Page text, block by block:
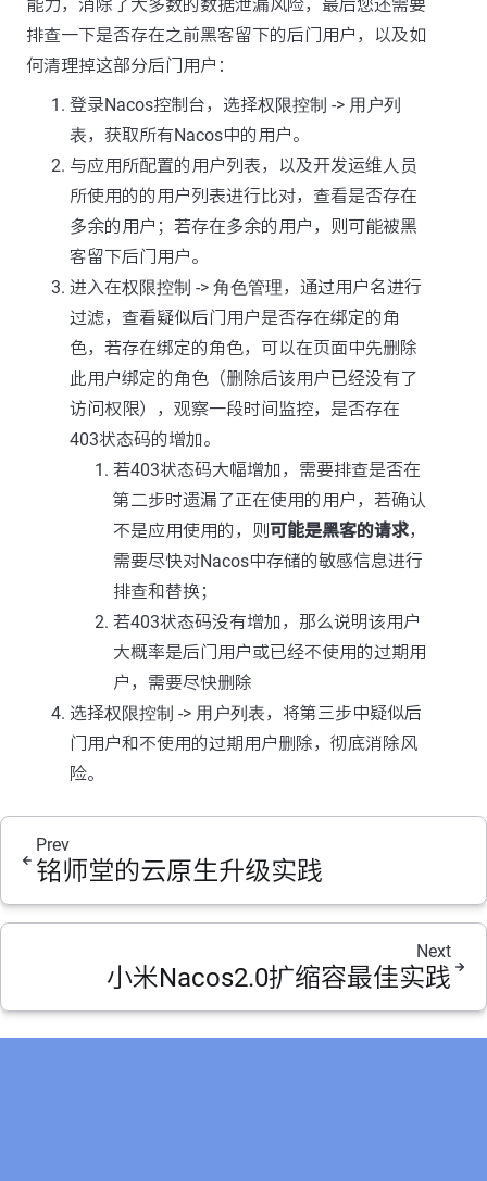
能力，消除了大多数的数据泄漏风险，最后您还需要
排查一下是否存在之前黑客留下的后门用户，以及如
何清理掉这部分后门用户：
登录Nacos控制台，选择权限控制 -> 用户列
表，获取所有Nacos中的用户。
与应用所配置的用户列表，以及开发运维人员
所使用的的用户列表进行比对，查看是否存在
多余的用户；若存在多余的用户，则可能被黑
客留下后门用户。
进入在权限控制 -> 角色管理，通过用户名进行
过滤，查看疑似后门用户是否存在绑定的角
色，若存在绑定的角色，可以在页面中先删除
此用户绑定的角色（删除后该用户已经没有了
访问权限），观察一段时间监控，是否存在
403状态码的增加。
若403状态码大幅增加，需要排查是否在
第二步时遗漏了正在使用的用户，若确认
不是应用使用的，则 可能是黑客的请求，
需要尽快对Nacos中存储的敏感信息进行
排查和替换；
若403状态码没有增加，那么说明该用户
大概率是后门用户或已经不使用的过期用
户，需要尽快删除
选择权限控制 -> 用户列表，将第三步中疑似后
门用户和不使用的过期用户删除，彻底消除风
险。
Prev
铭师堂的云原生升级实践
Next
小米Nacos2.0扩缩容最佳实践